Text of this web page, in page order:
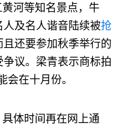
河等知名景点，牛
及名人谐音陆续被抢
还要参加秋季举行的
议。梁青表示商标拍
会在十月份。
体时间再在网上通